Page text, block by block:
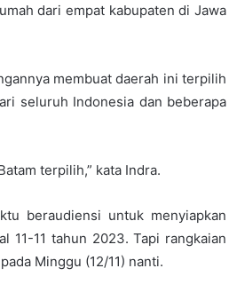
dari empat kabupaten di Jawa
membuat daerah ini terpilih
seluruh Indonesia dan beberapa
terpilih,” kata Indra.
beraudiensi untuk menyiapkan
11-11 tahun 2023. Tapi rangkaian
Minggu (12/11) nanti.